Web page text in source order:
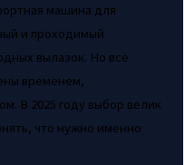
машина для
и проходимый
вылазок. Но все
временем,
В 2025 году выбор велик
что нужно именно